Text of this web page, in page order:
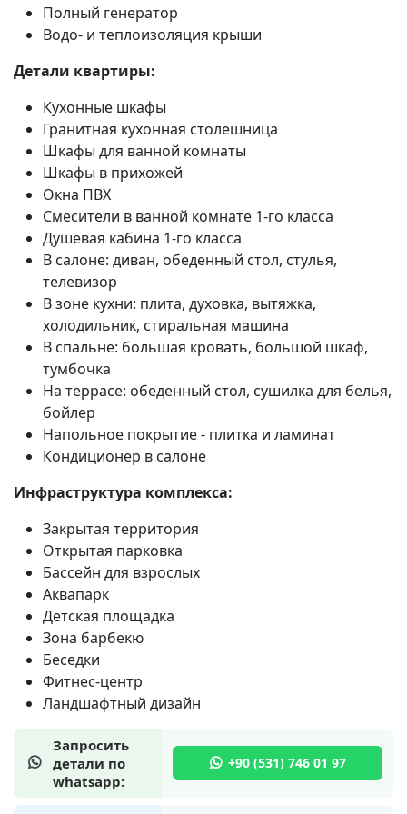
Полный генератор
Водо- и теплоизоляция крыши
Детали квартиры:
Кухонные шкафы
Гранитная кухонная столешница
Шкафы для ванной комнаты
Шкафы в прихожей
Окна ПВХ
Смесители в ванной комнате 1-го класса
Душевая кабина 1-го класса
В салоне: диван, обеденный стол, стулья,
телевизор
В зоне кухни: плита, духовка, вытяжка,
холодильник, стиральная машина
В спальне: большая кровать, большой шкаф,
тумбочка
На террасе: обеденный стол, сушилка для белья,
бойлер
Напольное покрытие - плитка и ламинат
Кондиционер в салоне
Инфраструктура комплекса:
Закрытая территория
Открытая парковка
Бассейн для взрослых
Аквапарк
Детская площадка
Зона барбекю
Беседки
Фитнес-центр
Ландшафтный дизайн
Запросить
детали по
whatsapp: